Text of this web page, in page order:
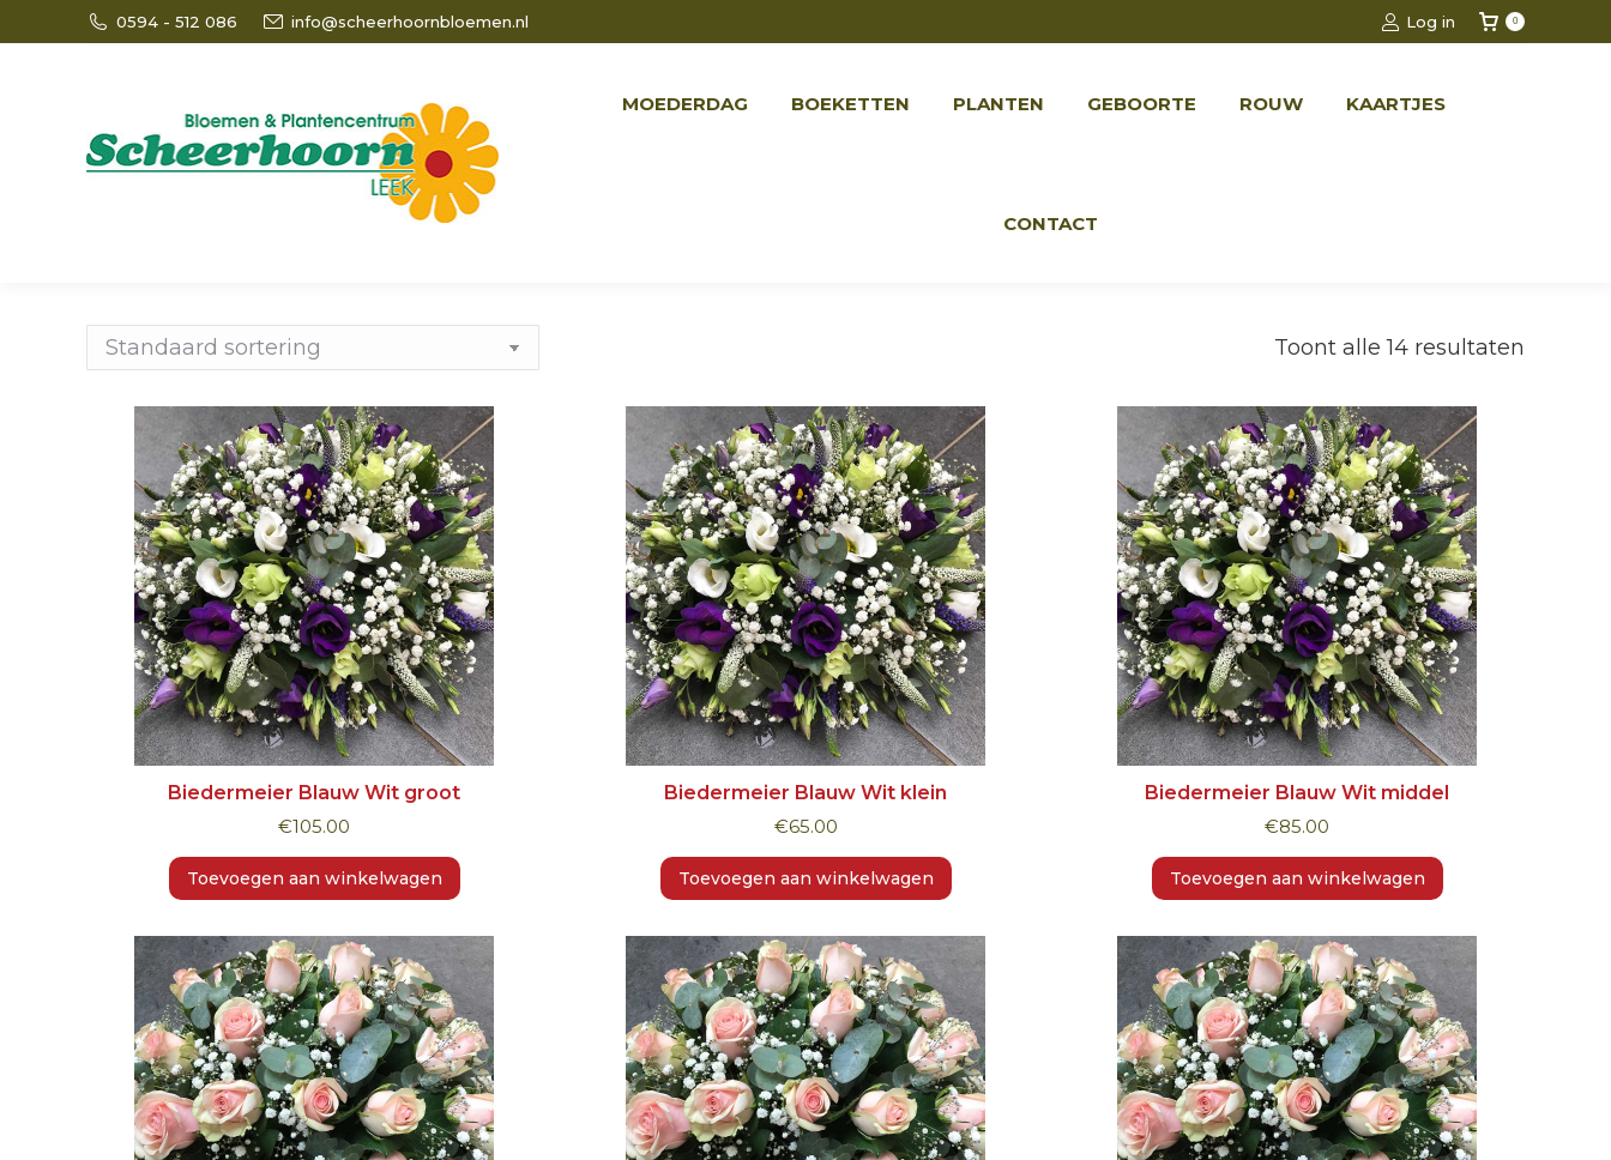
0594 - 512 086 info@scheerhoornbloemen.nl Log in 0
MOEDERDAG BOEKETTEN PLANTEN GEBOORTE ROUW KAARTJES
CONTACT
Toont alle 14 resultaten
Biedermeier Blauw Wit groot
€105.00
Toevoegen aan winkelwagen
Biedermeier Blauw Wit klein
€65.00
Toevoegen aan winkelwagen
Biedermeier Blauw Wit middel
€85.00
Toevoegen aan winkelwagen